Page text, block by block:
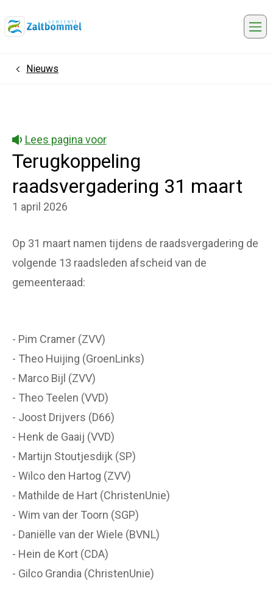
HomeNieuws
Lees pagina voor
Terugkoppeling
raadsvergadering 31 maart
1 april 2026
Op 31 maart namen tijdens de raadsvergadering de
volgende 13 raadsleden afscheid van de
gemeenteraad:
- Pim Cramer (ZVV)
- Theo Huijing (GroenLinks)
- Marco Bijl (ZVV)
- Theo Teelen (VVD)
- Joost Drijvers (D66)
- Henk de Gaaij (VVD)
- Martijn Stoutjesdijk (SP)
- Wilco den Hartog (ZVV)
- Mathilde de Hart (ChristenUnie)
- Wim van der Toorn (SGP)
- Daniëlle van der Wiele (BVNL)
- Hein de Kort (CDA)
- Gilco Grandia (ChristenUnie)